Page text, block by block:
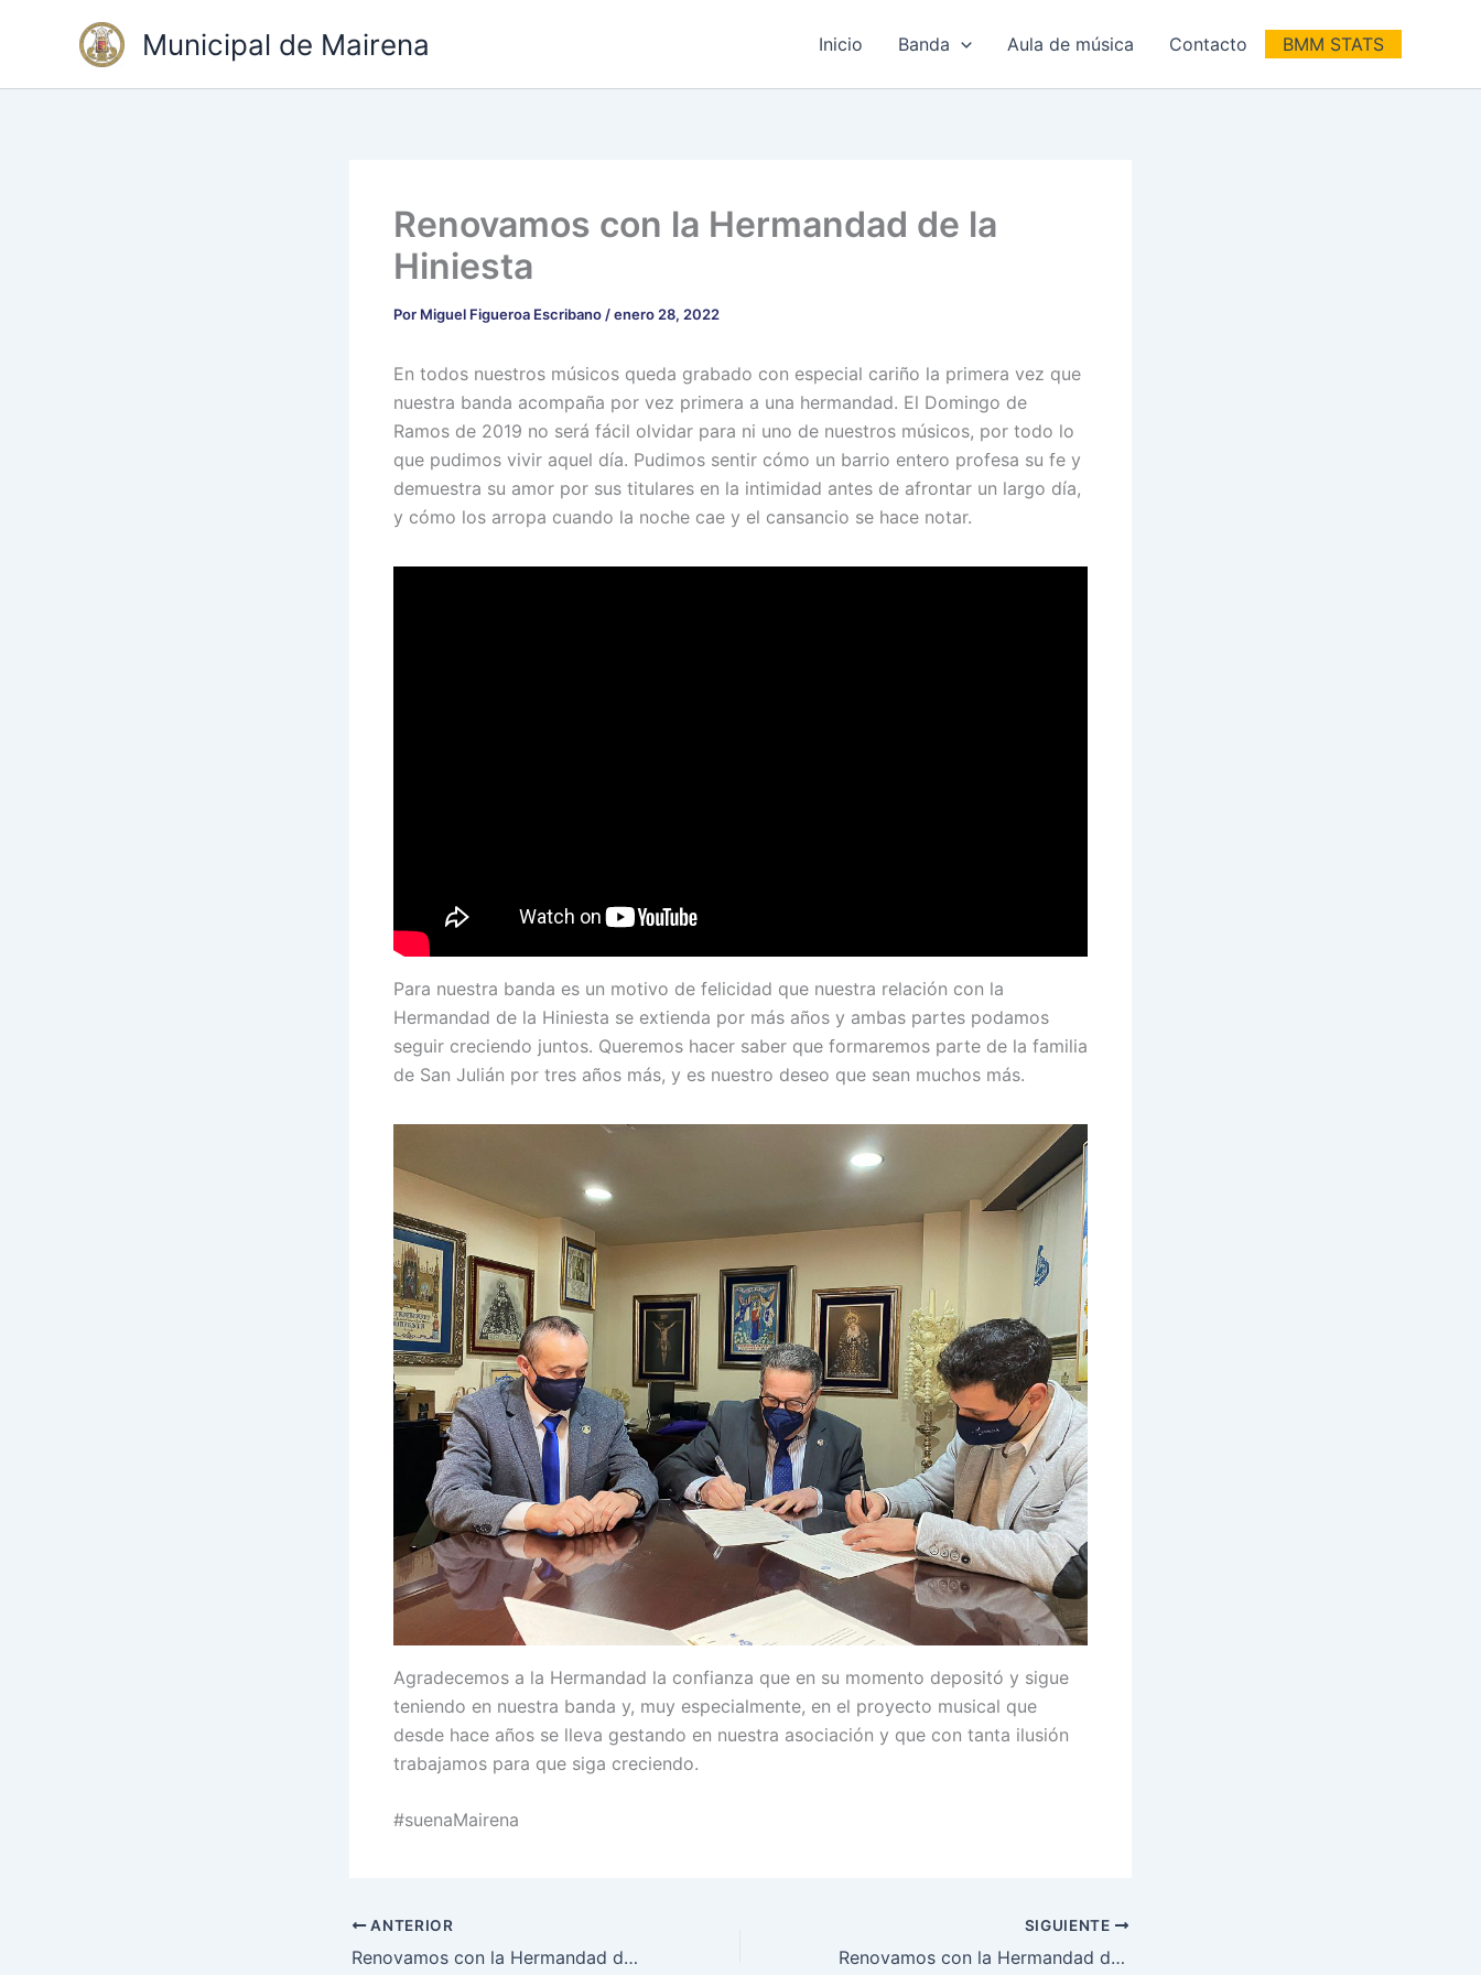
Municipal de Mairena Inicio Banda Aula de música Contacto BMM STATS
Renovamos con la Hermandad de la
Hiniesta
Por Miguel Figueroa Escribano /enero 28, 2022
En todos nuestros músicos queda grabado con especial cariño la primera vez que
nuestra banda acompaña por vez primera a una hermandad. El Domingo de
Ramos de 2019 no será fácil olvidar para ni uno de nuestros músicos, por todo lo
que pudimos vivir aquel día. Pudimos sentir cómo un barrio entero profesa su fe y
demuestra su amor por sus titulares en la intimidad antes de afrontar un largo día,
y cómo los arropa cuando la noche cae y el cansancio se hace notar.
Para nuestra banda es un motivo de felicidad que nuestra relación con la
Hermandad de la Hiniesta se extienda por más años y ambas partes podamos
seguir creciendo juntos. Queremos hacer saber que formaremos parte de la familia
de San Julián por tres años más, y es nuestro deseo que sean muchos más.
Agradecemos a la Hermandad la confianza que en su momento depositó y sigue
teniendo en nuestra banda y, muy especialmente, en el proyecto musical que
desde hace años se lleva gestando en nuestra asociación y que con tanta ilusión
trabajamos para que siga creciendo.
#suenaMairena
ANTERIOR
Renovamos con la Hermandad de la Soledad de San Buenaventura
SIGUIENTE
Renovamos con la Hermandad de Nuestro Padre Jesús Nazareno